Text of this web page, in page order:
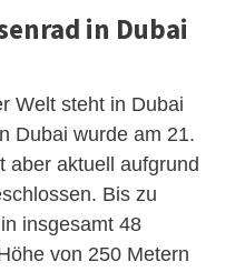
in Dubai
Welt steht in Dubai
Dubai wurde am 21.
aber aktuell aufgrund
Bis zu
insgesamt 48
von 250 Metern